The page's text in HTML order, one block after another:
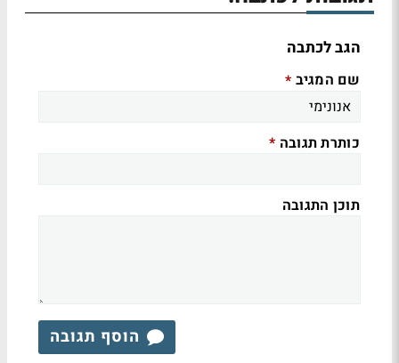
הגב לכתבה
שם המגיב *
כותרת תגובה *
תוכן התגובה
הוסף תגובה